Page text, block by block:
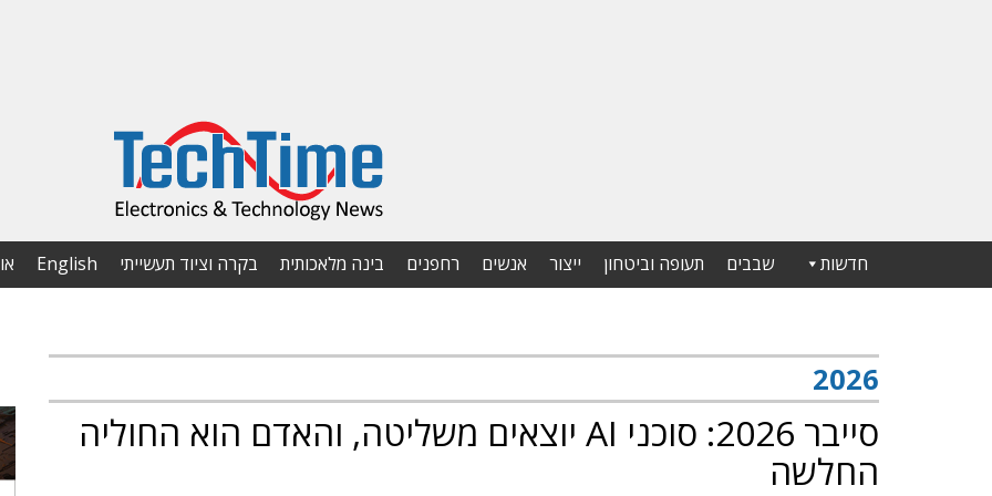
חדשות שבבים תעופה וביטחון ייצור אנשים רחפנים בינה מלאכותית בקרה וציוד תעשייתי English
2026
סייבר 2026: סוכני AI יוצאים משליטה, והאדם הוא החוליה
החלשה